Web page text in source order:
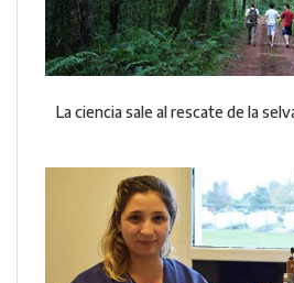
La ciencia sale al rescate de la